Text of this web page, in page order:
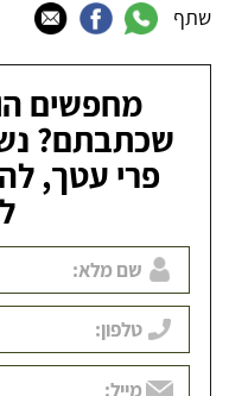
שתף
מחפשים
שכתבתם?
פרי עטך,